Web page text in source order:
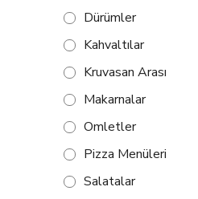
Dürümler
Kahvaltılar
Kruvasan Arası
Makarnalar
Omletler
Pizza Menüleri
Salatalar